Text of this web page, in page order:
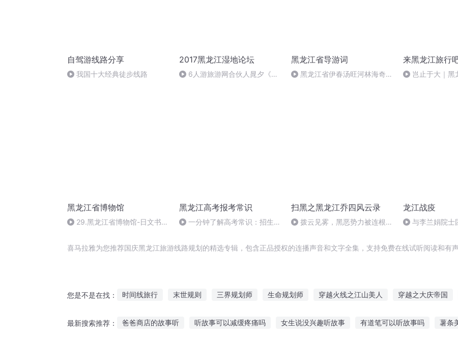
自驾游线路分享
我国十大经典徒步线路
2017黑龙江湿地论坛
6人游旅游网合伙人晁夕《定
黑龙江省导游词
黑龙江省伊春汤旺河林海奇石
来黑龙江旅行
岂止于大｜黑
黑龙江省博物馆
29.黑龙江省博物馆-日文书籍
黑龙江高考报考常识
一分钟了解高考常识：招生章
扫黑之黑龙江乔四风云录
拨云见雾，黑恶势力被连根挖
龙江战疫
与李兰娟院士
快报
喜马拉雅为您推荐国庆黑龙江旅游线路规划的精选专辑，包含正品授权的连播声音和文字全集，支持免费在线试听阅读和有
您是不是在找： 时间线旅行 末世规则 三界规划师 生命规划师 穿越火线之江山美人 穿越之大庆帝国
最新搜索推荐： 爸爸商店的故事听 听故事可以减缓疼痛吗 女生说没兴趣听故事 有道笔可以听故事吗 薯条